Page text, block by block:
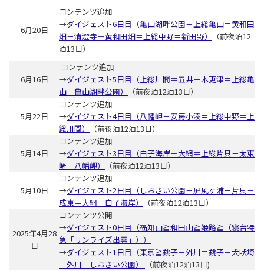
6月20日
コンテンツ追加
→ダイジェスト6日目（亀山湖畔公園－上総亀山＝黄和田
畑－清澄寺－黄和田畑＝上総中野＝新田野）
（前夜泊12
泊13日）
6月16日
コンテンツ追加
→ダイジェスト5日目（上総川間＝五井－木更津＝上総亀
山－亀山湖畔公園）
（前夜泊12泊13日）
5月22日
コンテンツ追加
→ダイジェスト4日目（八幡岬－安房小湊＝上総中野＝上
総川間）
（前夜泊12泊13日）
5月14日
コンテンツ追加
→ダイジェスト3日目（白子海岸－大網＝上総片貝－太東
崎－八幡岬）
（前夜泊12泊13日）
5月10日
コンテンツ追加
→ダイジェスト2日目（しおさい公園－屛風ヶ浦－片貝－
成東＝大網－白子海岸）
（前夜泊12泊13日）
2025年4月28
日
コンテンツ公開
→ダイジェスト0日目（福知山≧和田山≧姫路≧（寝台特
急「サンライズ出雲」））
→ダイジェスト1日目（東京≧銚子－外川＝銚子－犬吠埼
－外川－しおさい公園）
（前夜泊12泊13日)